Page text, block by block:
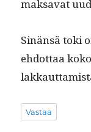
mak­sa­vat
Sinän­sä toki
ehdot­taa
Vastaa